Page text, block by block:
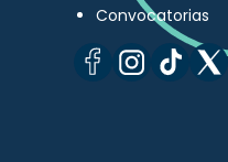
Convocatorias